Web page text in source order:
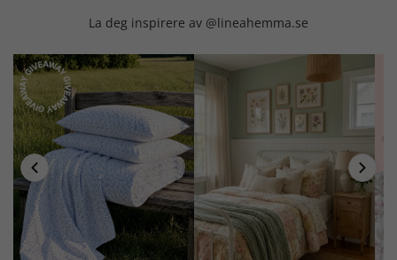
La deg inspirere av @lineahemma.se